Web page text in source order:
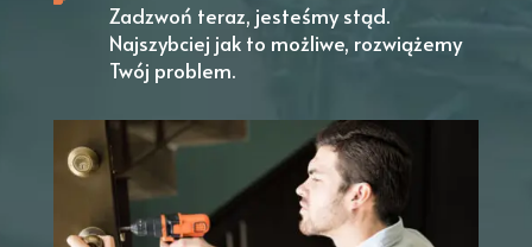
Zadzwoń teraz, jesteśmy stąd.
Najszybciej jak to możliwe, rozwiążemy
Twój problem.